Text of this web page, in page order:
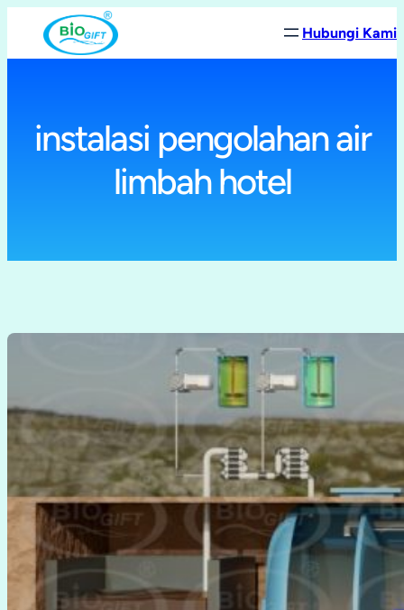
konten
Hubungi Kami
instalasi pengolahan air
limbah hotel